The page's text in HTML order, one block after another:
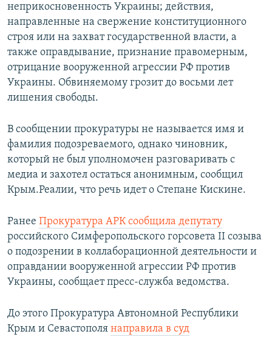
неприкосновенность Украины; действия,
направленные на свержение конституционного
строя или на захват государственной власти, а
также оправдывание, признание правомерным,
отрицание вооруженной агрессии РФ против
Украины. Обвиняемому грозит до восьми лет
лишения свободы.
В сообщении прокуратуры не называется имя и
фамилия подозреваемого, однако чиновник,
который не был уполномочен разговаривать с
медиа и захотел остаться анонимным, сообщил
Крым.Реалии, что речь идет о Степане Кискине.
Ранее Прокуратура АРК сообщила депутату
российского Симферопольского горсовета II созыва
о подозрении в коллаборационной деятельности и
оправдании вооруженной агрессии РФ против
Украины, сообщает пресс-служба ведомства.
До этого Прокуратура Автономной Республики
Крым и Севастополя направила в суд